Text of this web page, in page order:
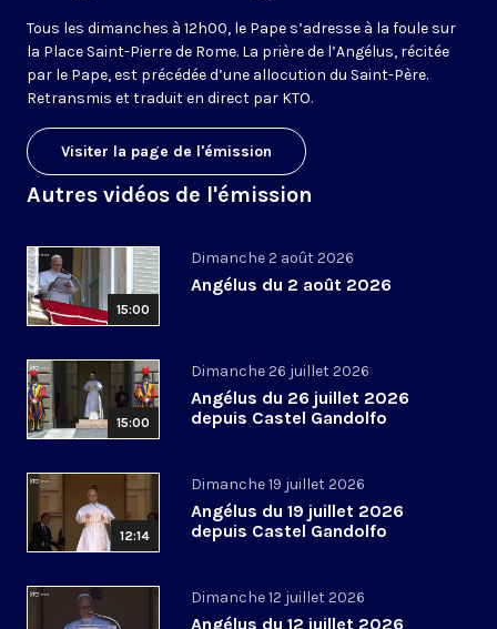
Tous les dimanches à 12h00, le Pape s’adresse à la foule sur
la Place Saint-Pierre de Rome. La prière de l’Angélus, récitée
par le Pape, est précédée d’une allocution du Saint-Père.
Retransmis et traduit en direct par KTO.
Visiter la page de l'émission
Autres vidéos de l'émission
15:00
Dimanche 2 août 2026
Angélus du 2 août 2026
15:00
Dimanche 26 juillet 2026
Angélus du 26 juillet 2026
depuis Castel Gandolfo
12:14
Dimanche 19 juillet 2026
Angélus du 19 juillet 2026
depuis Castel Gandolfo
Dimanche 12 juillet 2026
Angélus du 12 juillet 2026